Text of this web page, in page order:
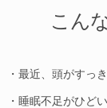
こん
・最近、頭がすっ
・睡眠不足がひどい